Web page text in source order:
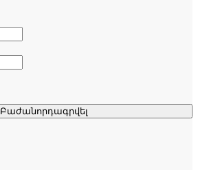
Բաժանորդագրվել